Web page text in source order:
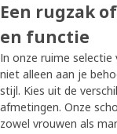
Een rugzak
en functie
In onze ruime
niet alleen aan je
stijl. Kies uit de
afmetingen. Onze
zowel vrouwen als